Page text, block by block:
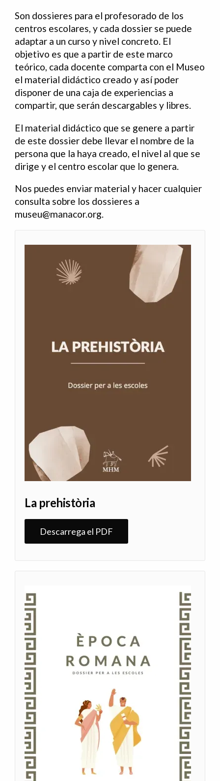
Son dossieres para el profesorado de los
centros escolares, y cada dossier se puede
adaptar a un curso y nivel concreto. El
objetivo es que a partir de este marco
teórico, cada docente comparta con el Museo
el material didáctico creado y así poder
disponer de una caja de experiencias a
compartir, que serán descargables y libres.
El material didáctico que se genere a partir
de este dossier debe llevar el nombre de la
persona que la haya creado, el nivel al que se
dirige y el centro escolar que lo genera.
Nos puedes enviar material y hacer cualquier
consulta sobre los dossieres a
museu@manacor.org.
La prehistòria
Descarrega el PDF